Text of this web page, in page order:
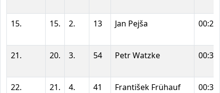
15. 15. 2. 13 Jan Pejša
21. 20. 3. 54 Petr Watzke
22. 21. 4. 41 František Frühauf